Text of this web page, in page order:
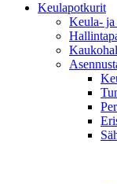
Keulapotkurit
Keula-